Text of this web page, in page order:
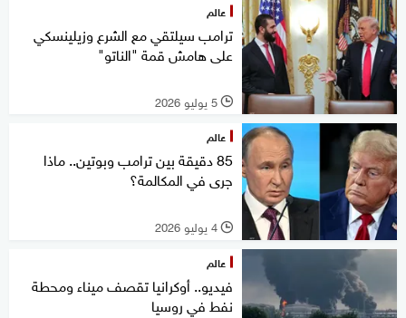
عالم
ترامب سيلتقي مع الشرع وزيلينسكي
على هامش قمة "الناتو"
l 5 يوليو 2026
عالم
85 دقيقة بين ترامب وبوتين.. ماذا
جرى في المكالمة؟
l 4 يوليو 2026
عالم
فيديو.. أوكرانيا تقصف ميناء ومحطة
نفط في روسيا